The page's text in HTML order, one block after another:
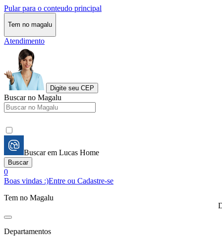
Pular para o conteudo principal
Tem no magalu
Atendimento
Digite seu CEP
Buscar no Magalu
Buscar em Lucas Home
Buscar
0
Boas vindas :)Entre ou Cadastre-se
Tem no Magalu
Departamentos